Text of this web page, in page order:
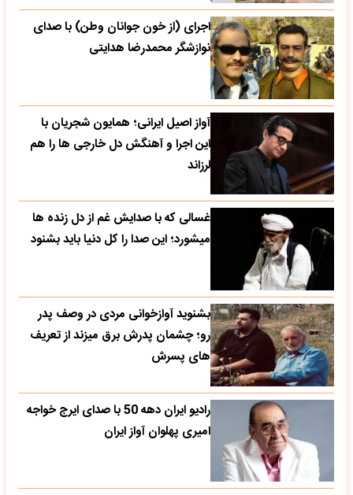
اجرای (از خون جوانان وطن) با صدای
نوازشگر محمدرضا هدایتی
آواز اصیل ایرانی؛ همایون شجریان با
این اجرا و آهنگش دل خارجی ها را هم
لرزاند
غسالی که با صدایش غم از دل زنده ها
میشورد؛ این صدا را کل دنیا باید بشنود
بشنوید آوازخوانی مردی در وصف پدر
رو؛ چشمان پدرش برق میزند از تعریف
های پسرش
رادیو ایران دهه 50 با صدای ایرج خواجه
امیری پهلوان آواز ایران